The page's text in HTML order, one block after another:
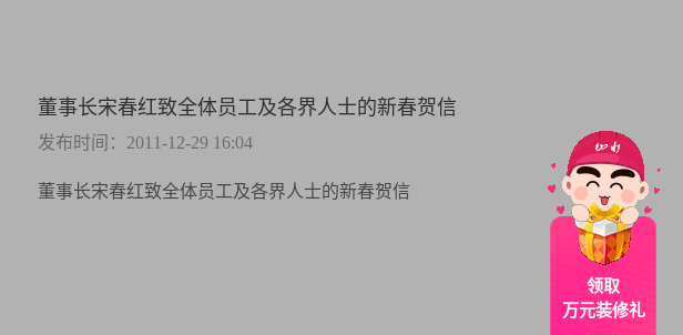
董事长宋春红致全体员工及各界人士的新春贺信
发布时间：2011-12-29 16:04
董事长宋春红致全体员工及各界人士的新春贺信
领取
万元装修礼